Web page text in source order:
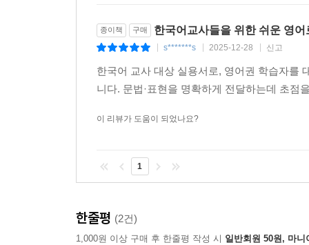
종이책 구매 한국어교사들을 위한 쉬운 영
s*******s 2025-12-28 신고
한국어 교사 대상 실용서로, 영어권 학습자를
니다. 문법·표현을 명확하게 전달하는데 초
이 리뷰가 도움이 되었나요?
1
한줄평 (2건)
1,000원 이상 구매 후 한줄평 작성 시 일반회원 50원, 마니